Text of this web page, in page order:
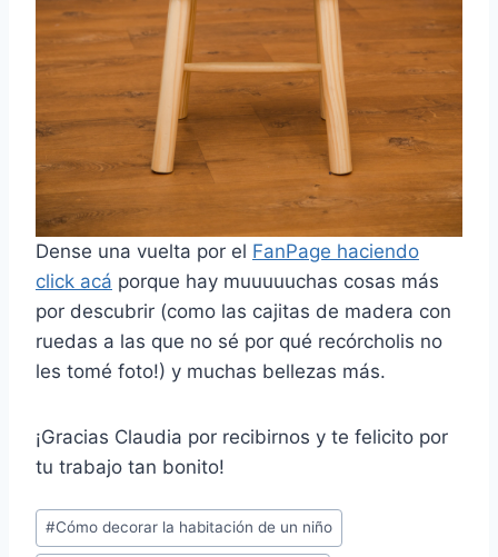
Dense una vuelta por el FanPage haciendo
click acá porque hay muuuuuchas cosas más
por descubrir (como las cajitas de madera con
ruedas a las que no sé por qué recórcholis no
les tomé foto!) y muchas bellezas más.
¡Gracias Claudia por recibirnos y te felicito por
tu trabajo tan bonito!
Post
Tags:
#Cómo decorar la habitación de un niño